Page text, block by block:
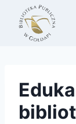
Przejdź
treści